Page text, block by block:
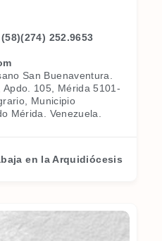
252.9653
San Buenaventura.
Apdo. 105, Mérida 5101-
Municipio
Mérida. Venezuela.
en la Arquidiócesis